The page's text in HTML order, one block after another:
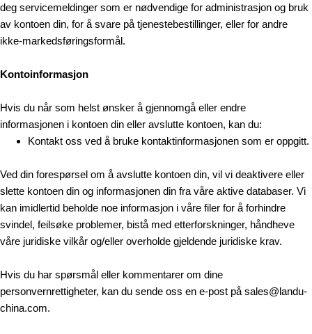
deg servicemeldinger som er nødvendige for administrasjon og bruk
av kontoen din, for å svare på tjenestebestillinger, eller for andre
ikke-markedsføringsformål.
Kontoinformasjon
Hvis du når som helst ønsker å gjennomgå eller endre
informasjonen i kontoen din eller avslutte kontoen, kan du:
Kontakt oss ved å bruke kontaktinformasjonen som er oppgitt.
Ved din forespørsel om å avslutte kontoen din, vil vi deaktivere eller
slette kontoen din og informasjonen din fra våre aktive databaser. Vi
kan imidlertid beholde noe informasjon i våre filer for å forhindre
svindel, feilsøke problemer, bistå med etterforskninger, håndheve
våre juridiske vilkår og/eller overholde gjeldende juridiske krav.
Hvis du har spørsmål eller kommentarer om dine
personvernrettigheter, kan du sende oss en e-post på sales@landu-
china.com.